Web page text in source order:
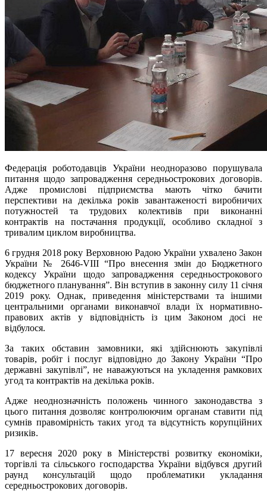
Федерація роботодавців України неодноразово порушувала
питання щодо запровадження середньострокових договорів.
Адже промислові підприємства мають чітко бачити
перспективи на декілька років завантаженості виробничих
потужностей та трудових колективів при виконанні
контрактів на постачання продукції, особливо складної з
тривалим циклом виробництва.
6 грудня 2018 року Верховною Радою України ухвалено Закон
України № 2646-VIII “Про внесення змін до Бюджетного
кодексу України щодо запровадження середньострокового
бюджетного планування”. Він вступив в законну силу 11 січня
2019 року. Однак, приведення міністерствами та іншими
центральними органами виконавчої влади їх нормативно-
правових актів у відповідність із цим Законом досі не
відбулося.
За таких обставин замовники, які здійснюють закупівлі
товарів, робіт і послуг відповідно до Закону України “Про
державні закупівлі”, не наважуються на укладення рамкових
угод та контрактів на декілька років.
Адже неоднозначність положень чинного законодавства з
цього питання дозволяє контролюючим органам ставити під
сумнів правомірність таких угод та відсутність корупційних
ризиків.
17 вересня 2020 року в Міністерстві розвитку економіки,
торгівлі та сільського господарства України відбувся другий
раунд консультацій щодо проблематики укладання
середньострокових договорів.